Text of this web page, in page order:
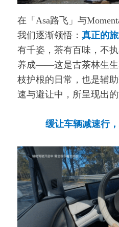
在「Asa路飞」与
我们逐渐领悟： 真正的
有千姿，茶有百味，不
养成——这是古茶林生生
枝护根的日常，也是辅
速与避让中，所呈现出的
缓让车辆减速行